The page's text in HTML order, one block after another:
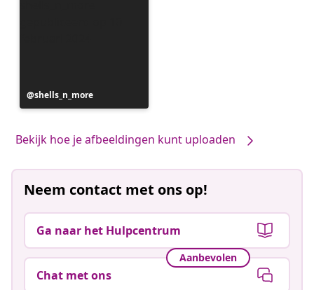
Bericht
gepubliceerd
shells_n_more
Bekijk hoe je afbeeldingen kunt uploaden
Neem contact met ons op!
Ga naar het Hulpcentrum
Aanbevolen
Chat met ons